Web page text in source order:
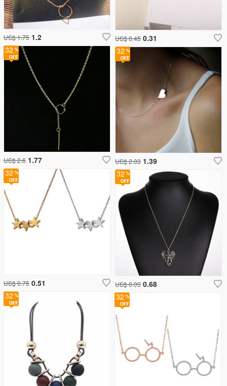
US$ 0.45 0.31
US$ 1.75 1.2
32
US$ 2.03 1.39
32
US$ 2.6 1.77
32
US$ 0.75 0.51
32
US$ 0.99 0.68
32
32